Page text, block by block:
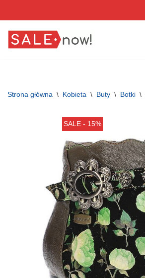
do
Strona główna \ Kobieta \ Buty \ Botki \
SALE - 15%